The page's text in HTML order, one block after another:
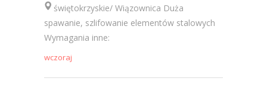
świętokrzyskie/ Wiązownica Duża
spawanie, szlifowanie elementów stalowych
Wymagania inne:
wczoraj